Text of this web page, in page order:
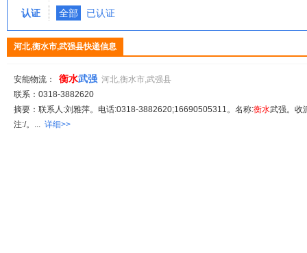
认证
全部 已认证
河北,衡水市,武强县快递信息
安能物流： 衡水武强 河北,衡水市,武强县
联系：0318-3882620
摘要：联系人:刘雅萍。电话:0318-3882620;16690505311。名称:衡水武强。收
注:/。... 详细>>